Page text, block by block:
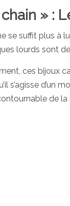
chain » :
se suffit plus à
lourds sont
ces bijoux
s’agisse
de la